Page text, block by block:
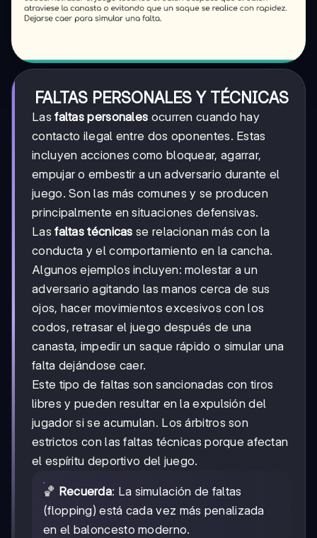
FALTAS PERSONALES Y TÉCNICAS
Lasfaltas personales ocurren cuando hay
contacto ilegal entre dos oponentes. Estas
incluyen acciones como bloquear, agarrar,
empujar o embestir a un adversario durante el
juego. Son las más comunes y se producen
principalmente en situaciones defensivas.
Lasfaltas técnicas se relacionan más con la
conducta y el comportamiento en la cancha.
Algunos ejemplos incluyen: molestar a un
adversario agitando las manos cerca de sus
ojos, hacer movimientos excesivos con los
codos, retrasar el juego después de una
canasta, impedir un saque rápido o simular una
falta dejándose caer.
Este tipo de faltas son sancionadas con tiros
libres y pueden resultar en la expulsión del
jugador si se acumulan. Los árbitros son
estrictos con las faltas técnicas porque afectan
el espíritu deportivo del juego.
🏀 Recuerda: La simulación de faltas
(flopping) está cada vez más penalizada
en el baloncesto moderno.